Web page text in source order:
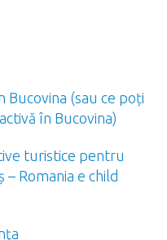
Bucovina (sau ce poți
în Bucovina)
turistice pentru
Romania e child